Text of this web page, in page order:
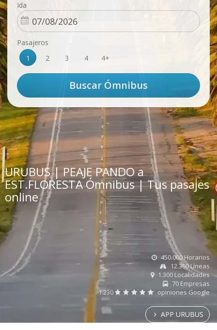
Ida
Pasajeros
1
2 3 4 4+
URUBUS | PEAJE PANDO a
EST.FLORESTA Ómnibus | Tus pasajes
online
450.000 Horarios
12.300 Líneas
1.300 Localidades
70 Empresas
1.230
opiniones Google
APP URUBUS